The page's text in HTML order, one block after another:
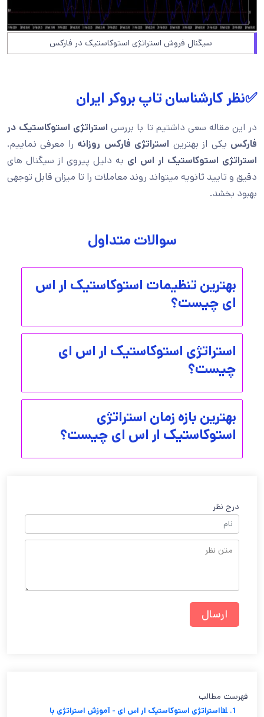
سیگنال فروش استراتژی استوکاستیک در فارکس
✅نظر کارشناسان تاپ بروکر ایران
در این مقاله سعی داشتیم تا با بررسی استراتژی استوکاستیک در
فارکس یکی از بهترین استراتژی فارکس روزانه را معرفی نماییم.
استراتژی استوکاستیک ار اس ای به دلیل پیروی از سیگنال های
دقیق و تایید ثانویه میتواند روند معاملات را تا میزان قابل توجهی
بهبود بخشد.
سوالات متداول
بهترین تنظیمات استوکاستیک ار اس
ای چیست؟
استراتژی استوکاستیک ار اس ای
چیست؟
بهترین بازه زمان استراتژی
استوکاستیک ار اس ای چیست؟
درج نظر
فهرست مطالب
1. 📊استراتژی استوکاستیک ار اس ای - آموزش استراتژی با